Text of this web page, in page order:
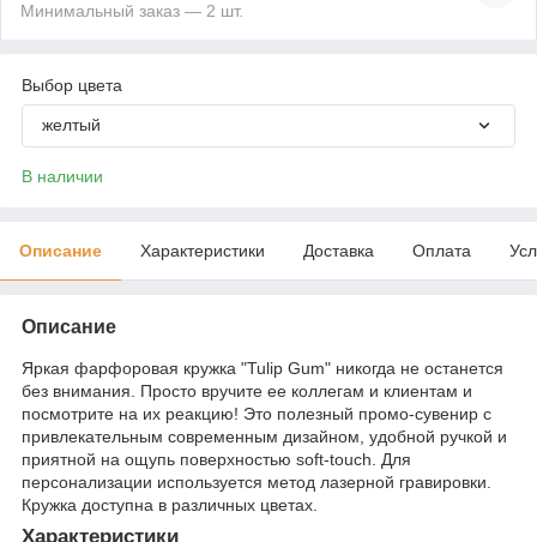
Минимальный заказ — 2 шт.
Выбор цвета
желтый
В наличии
Описание Характеристики Доставка Оплата
Описание
Яркая фарфоровая кружка "Tulip Gum" никогда не останется
без внимания. Просто вручите ее коллегам и клиентам и
посмотрите на их реакцию! Это полезный промо-сувенир с
привлекательным современным дизайном, удобной ручкой и
приятной на ощупь поверхностью soft-touch. Для
персонализации используется метод лазерной гравировки.
Кружка доступна в различных цветах.
Характеристики